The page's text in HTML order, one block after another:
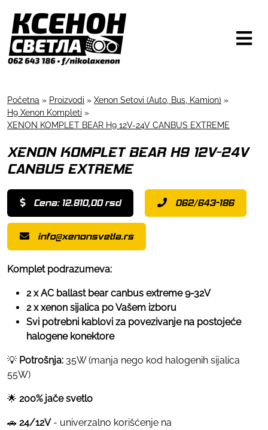
Početna » Proizvodi » Xenon Setovi (Auto, Bus, Kamion) »
H9 Xenon Kompleti »
XENON KOMPLET BEAR H9 12V-24V CANBUS EXTREME
XENON KOMPLET BEAR H9 12V-24V
CANBUS EXTREME
Cena: 12.810,00 rsd 062/643-186
info@xenonsvetla.rs
Komplet podrazumeva:
2 x AC ballast bear canbus extreme 9-32V
2 x xenon sijalica po Vašem izboru
Svi potrebni kablovi za povezivanje na postojeće
halogene konektore
💡 Potrošnja: 35W (manja nego kod halogenih sijalica
55W)
🌟 200% jače svetlo
🚗 24/12V- univerzalno korišćenje na